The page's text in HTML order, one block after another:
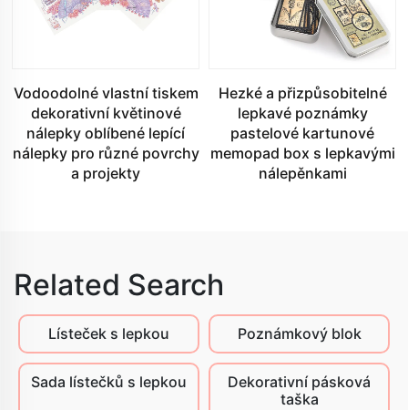
Vodoodolné vlastní tiskem
dekorativní květinové
nálepky oblíbené lepící
nálepky pro různé povrchy
a projekty
Hezké a přizpůsobitelné
lepkavé poznámky
pastelové kartunové
memopad box s lepkavými
nálepěnkami
Related Search
Lísteček s lepkou Poznámkový blok
Sada lístečků s lepkou
Dekorativní pásková
taška